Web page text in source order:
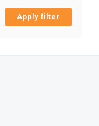
Apply filter